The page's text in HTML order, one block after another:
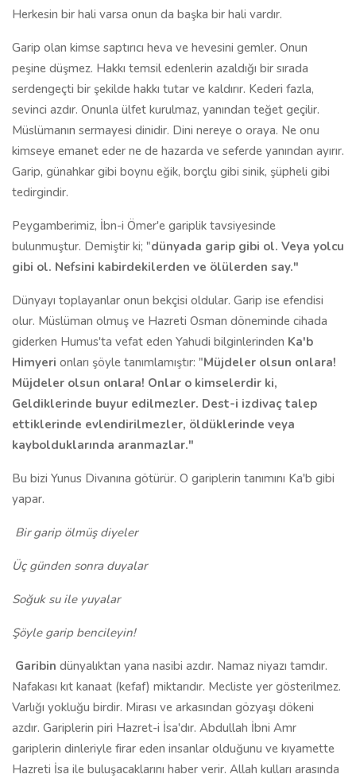
Herkesin bir hali varsa onun da başka bir hali vardır.
Garip olan kimse saptırıcı heva ve hevesini gemler. Onun
peşine düşmez. Hakkı temsil edenlerin azaldığı bir sırada
serdengeçti bir şekilde hakkı tutar ve kaldırır. Kederi fazla,
sevinci azdır. Onunla ülfet kurulmaz, yanından teğet geçilir.
Müslümanın sermayesi dinidir. Dini nereye o oraya. Ne onu
kimseye emanet eder ne de hazarda ve seferde yanından ayırır.
Garip, günahkar gibi boynu eğik, borçlu gibi sinik, şüpheli gibi
tedirgindir.
Peygamberimiz, İbn-i Ömer'e gariplik tavsiyesinde
bulunmuştur. Demiştir ki; "dünyada garip gibi ol. Veya yolcu
gibi ol. Nefsini kabirdekilerden ve ölülerden say."
Dünyayı toplayanlar onun bekçisi oldular. Garip ise efendisi
olur. Müslüman olmuş ve Hazreti Osman döneminde cihada
giderken Humus'ta vefat eden Yahudi bilginlerinden Ka'b
Himyeri onları şöyle tanımlamıştır: "Müjdeler olsun onlara!
Müjdeler olsun onlara! Onlar o kimselerdir ki,
Geldiklerinde buyur edilmezler. Dest-i izdivaç talep
ettiklerinde evlendirilmezler, öldüklerinde veya
kaybolduklarında aranmazlar."
Bu bizi Yunus Divanına götürür. O gariplerin tanımını Ka'b gibi
yapar.
Bir garip ölmüş diyeler
Üç günden sonra duyalar
Soğuk su ile yuyalar
Şöyle garip bencileyin!
Garibin dünyalıktan yana nasibi azdır. Namaz niyazı tamdır.
Nafakası kıt kanaat (kefaf) miktarıdır. Mecliste yer gösterilmez.
Varlığı yokluğu birdir. Mirası ve arkasından gözyaşı dökeni
azdır. Gariplerin piri Hazret-i İsa'dır. Abdullah İbni Amr
gariplerin dinleriyle firar eden insanlar olduğunu ve kıyamette
Hazreti İsa ile buluşacaklarını haber verir. Allah kulları arasında